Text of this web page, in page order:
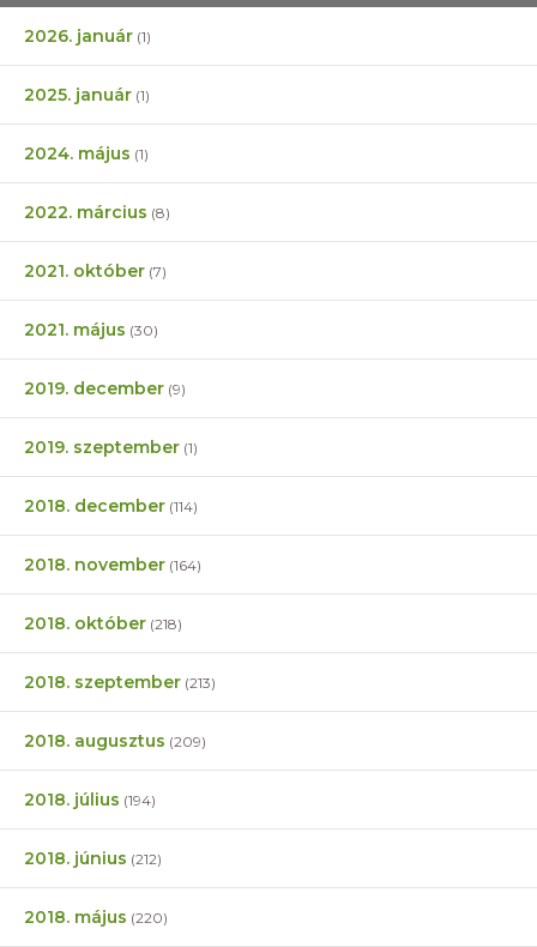
2026. január (1)
2025. január (1)
2024. május (1)
2022. március (8)
2021. október (7)
2021. május (30)
2019. december (9)
2019. szeptember (1)
2018. december (114)
2018. november (164)
2018. október (218)
2018. szeptember (213)
2018. augusztus (209)
2018. július (194)
2018. június (212)
2018. május (220)